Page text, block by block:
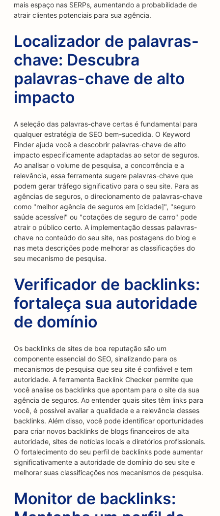
mais espaço nas SERPs, aumentando a probabilidade de
atrair clientes potenciais para sua agência.
Localizador de palavras-
chave: Descubra
palavras-chave de alto
impacto
A seleção das palavras-chave certas é fundamental para
qualquer estratégia de SEO bem-sucedida. O Keyword
Finder ajuda você a descobrir palavras-chave de alto
impacto especificamente adaptadas ao setor de seguros.
Ao analisar o volume de pesquisa, a concorrência e a
relevância, essa ferramenta sugere palavras-chave que
podem gerar tráfego significativo para o seu site. Para as
agências de seguros, o direcionamento de palavras-chave
como "melhor agência de seguros em [cidade]", "seguro
saúde acessível" ou "cotações de seguro de carro" pode
atrair o público certo. A implementação dessas palavras-
chave no conteúdo do seu site, nas postagens do blog e
nas meta descrições pode melhorar as classificações do
seu mecanismo de pesquisa.
Verificador de backlinks:
fortaleça sua autoridade
de domínio
Os backlinks de sites de boa reputação são um
componente essencial do SEO, sinalizando para os
mecanismos de pesquisa que seu site é confiável e tem
autoridade. A ferramenta Backlink Checker permite que
você analise os backlinks que apontam para o site da sua
agência de seguros. Ao entender quais sites têm links para
você, é possível avaliar a qualidade e a relevância desses
backlinks. Além disso, você pode identificar oportunidades
para criar novos backlinks de blogs financeiros de alta
autoridade, sites de notícias locais e diretórios profissionais.
O fortalecimento do seu perfil de backlinks pode aumentar
significativamente a autoridade de domínio do seu site e
melhorar suas classificações nos mecanismos de pesquisa.
Monitor de backlinks: